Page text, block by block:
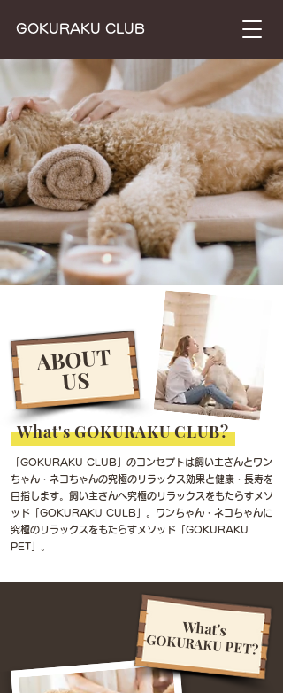
​GOKURAKU CLUB
​ABOUT
US
​What's GOKURAKU CLUB?
「GOKURAKU CLUB」のコンセプトは飼い主さんとワン
ちゃん・ネコちゃんの究極のリラックス効果と健康・長寿を
目指します。飼い主さんへ究極のリラックスをもたらすメソ
ッド「GOKURAKU CULB」。ワンちゃん・ネコちゃんに
究極のリラックスをもたらすメソッド「GOKURAKU
PET」。
​What's
GOKURAKU PET?